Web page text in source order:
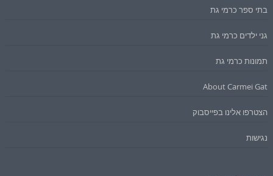
בתי ספר כרמי גת
גני ילדים כרמי גת
תמונות כרמי גת
About Carmei Gat
הצטרפו אלינו בפייסבוק
נגישות